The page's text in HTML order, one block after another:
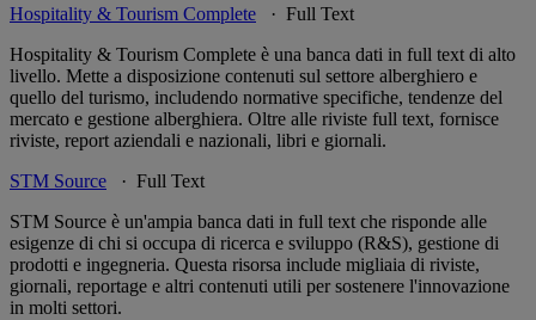
Hospitality & Tourism Complete
· Full Text
Hospitality & Tourism Complete è una banca dati in full text di alto
livello. Mette a disposizione contenuti sul settore alberghiero e
quello del turismo, includendo normative specifiche, tendenze del
mercato e gestione alberghiera. Oltre alle riviste full text, fornisce
riviste, report aziendali e nazionali, libri e giornali.
STM Source
· Full Text
STM Source è un'ampia banca dati in full text che risponde alle
esigenze di chi si occupa di ricerca e sviluppo (R&S), gestione di
prodotti e ingegneria. Questa risorsa include migliaia di riviste,
giornali, reportage e altri contenuti utili per sostenere l'innovazione
in molti settori.